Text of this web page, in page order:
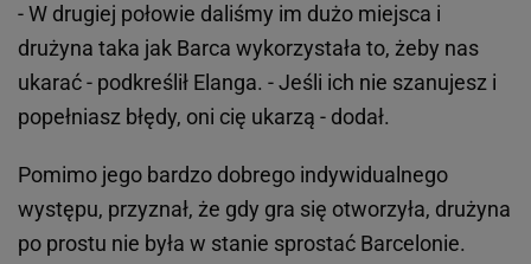
- W drugiej połowie daliśmy im dużo miejsca i
drużyna taka jak Barca wykorzystała to, żeby nas
ukarać - podkreślił Elanga. - Jeśli ich nie szanujesz i
popełniasz błędy, oni cię ukarzą - dodał.
Pomimo jego bardzo dobrego indywidualnego
występu, przyznał, że gdy gra się otworzyła, drużyna
po prostu nie była w stanie sprostać Barcelonie.